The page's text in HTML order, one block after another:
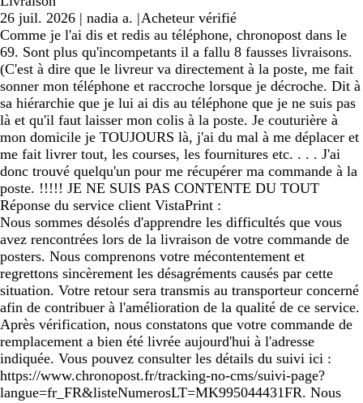
26 juil. 2026 | nadia a. |Acheteur vérifié
Comme je l'ai dis et redis au téléphone, chronopost dans le
69. Sont plus qu'incompetants il a fallu 8 fausses livraisons.
(C'est à dire que le livreur va directement à la poste, me fait
sonner mon téléphone et raccroche lorsque je décroche. Dit à
sa hiérarchie que je lui ai dis au téléphone que je ne suis pas
là et qu'il faut laisser mon colis à la poste. Je couturière à
mon domicile je TOUJOURS là, j'ai du mal à me déplacer et
me fait livrer tout, les courses, les fournitures etc. . . . J'ai
donc trouvé quelqu'un pour me récupérer ma commande à la
poste. !!!!! JE NE SUIS PAS CONTENTE DU TOUT
Réponse du service client VistaPrint :
Nous sommes désolés d'apprendre les difficultés que vous
avez rencontrées lors de la livraison de votre commande de
posters. Nous comprenons votre mécontentement et
regrettons sincèrement les désagréments causés par cette
situation. Votre retour sera transmis au transporteur concerné
afin de contribuer à l'amélioration de la qualité de ce service.
Après vérification, nous constatons que votre commande de
remplacement a bien été livrée aujourd'hui à l'adresse
indiquée. Vous pouvez consulter les détails du suivi ici :
https://www.chronopost.fr/tracking-no-cms/suivi-page?
langue=fr_FR&listeNumerosLT=MK995044431FR. Nous